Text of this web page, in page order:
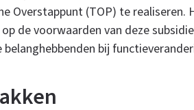
Overstappunt (TOP) te
de voorwaarden van deze
belanghebbenden bij